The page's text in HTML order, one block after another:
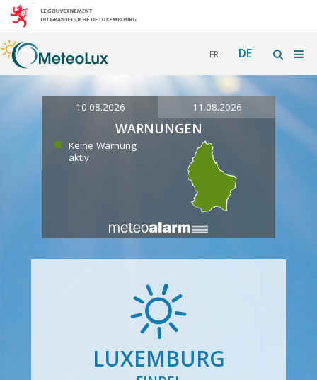
FR DE
10.08.2026 11.08.2026
WARNUNGEN
Keine Warnung
aktiv
LUXEMBURG